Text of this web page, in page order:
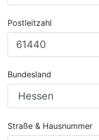
Postleitzahl
Bundesland
Straße & Hausnummer